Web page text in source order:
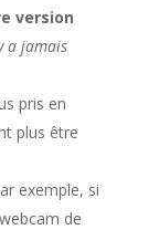
version
a jamais
pris en
plus être
exemple, si
de